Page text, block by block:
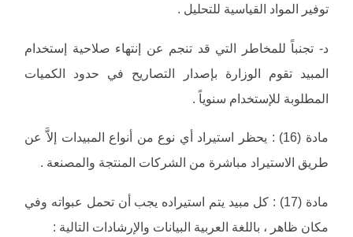
توفير المواد القياسية للتحليل .
‌د- تجنباً للمخاطر التي قد تنجم عن إنتهاء صلاحية إستخدام
المبيد تقوم الوزارة بإصدار التصاريح في حدود الكميات
المطلوبة للإستخدام سنوياً .
مادة (16) : يحظر استيراد أي نوع من أنواع المبيدات إلاَّ عن
طريق الاستيراد مباشرة من الشركات المنتجة والمصنعة .
مادة (17) : كل مبيد يتم استيراده يجب أن تحمل عبواته وفي
مكان ظاهر ، باللغة العربية البيانات والإرشادات التالية :